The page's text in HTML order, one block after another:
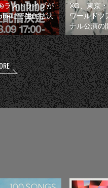
ラストライブが
にて生配信決
XG、東京
ワールドツ
ナル公演の